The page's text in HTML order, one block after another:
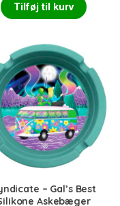
pris
17,00 kr..
Tilføj til kurv
– Gal’s Best
Askebæger